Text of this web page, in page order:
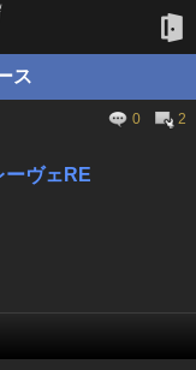
ス
0
2
ーヴェRE